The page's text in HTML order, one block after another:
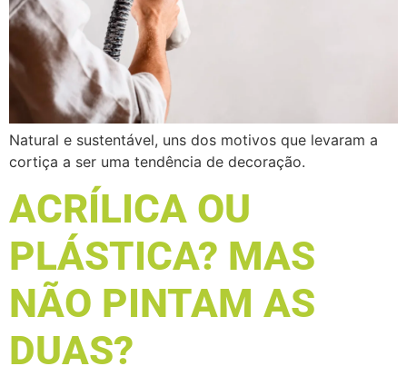
Natural e sustentável, uns dos motivos que levaram a
cortiça a ser uma tendência de decoração.
ACRÍLICA OU
PLÁSTICA? MAS
NÃO PINTAM AS
DUAS?